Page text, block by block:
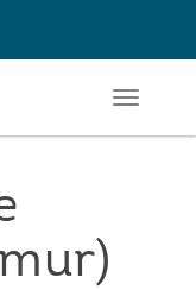
Toggle